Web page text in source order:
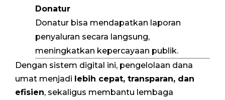
Donatur
Donatur bisa mendapatkan laporan
penyaluran secara langsung,
meningkatkan kepercayaan publik.
Dengan sistem digital ini, pengelolaan dana
umat menjadi lebih cepat, transparan, dan
efisien, sekaligus membantu lembaga